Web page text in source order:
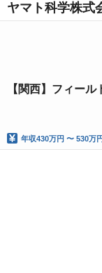
ヤマト科学株式
【関西】フィー
年収430万円 〜 530万円